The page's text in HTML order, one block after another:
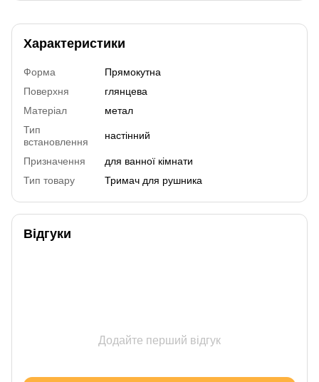
Характеристики
Форма
Прямокутна
Поверхня
глянцева
Матеріал
метал
Тип
встановлення
настінний
Призначення
для ванної кімнати
Тип товару
Тримач для рушника
Відгуки
Додайте перший відгук